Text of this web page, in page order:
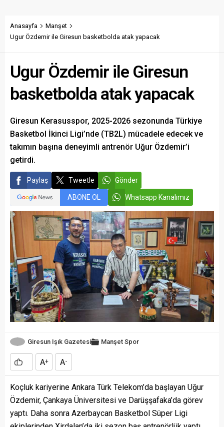
savundu.
Anasayfa
Manşet
Ugur Özdemir ile Giresun basketbolda atak yapacak
Ugur Özdemir ile Giresun
basketbolda atak yapacak
Giresun Kerasusspor, 2025-2026 sezonunda Türkiye
Basketbol İkinci Ligi’nde (TB2L) mücadele edecek ve
takımın başına deneyimli antrenör Uğur Özdemir’i
getirdi.
Paylaş Tweetle Gönder
ABONE OL Whatsapp Kanalımız
Giresun Işık Gazetesi Manşet Spor
A+ A-
Koçluk kariyerine Ankara Türk Telekom’da başlayan Uğur
Özdemir, Çankaya Üniversitesi ve Darüşşafaka’da görev
yaptı. Daha sonra Azerbaycan Basketbol Süper Ligi